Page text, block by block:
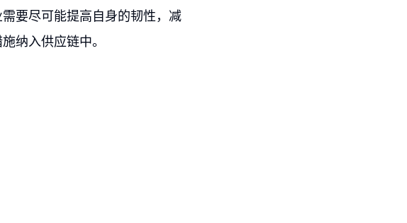
要尽可能提高自身的韧性，减
纳入供应链中。